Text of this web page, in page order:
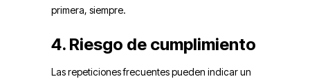
primera, siempre.
4. Riesgo de cumplimiento
Las repeticiones frecuentes pueden indicar un